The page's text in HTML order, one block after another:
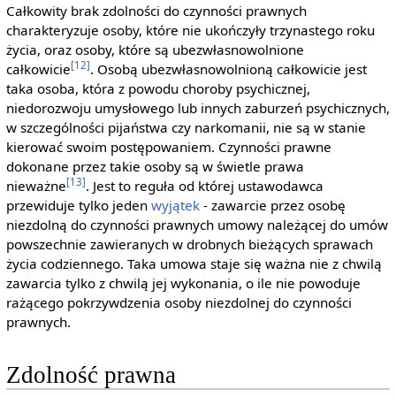
Całkowity brak zdolności do czynności prawnych
charakteryzuje osoby, które nie ukończyły trzynastego roku
życia, oraz osoby, które są ubezwłasnowolnione
całkowicie[12]. Osobą ubezwłasnowolnioną całkowicie jest
taka osoba, która z powodu choroby psychicznej,
niedorozwoju umysłowego lub innych zaburzeń psychicznych,
w szczególności pijaństwa czy narkomanii, nie są w stanie
kierować swoim postępowaniem. Czynności prawne
dokonane przez takie osoby są w świetle prawa
nieważne[13]. Jest to reguła od której ustawodawca
przewiduje tylko jeden wyjątek- zawarcie przez osobę
niezdolną do czynności prawnych umowy należącej do umów
powszechnie zawieranych w drobnych bieżących sprawach
życia codziennego. Taka umowa staje się ważna nie z chwilą
zawarcia tylko z chwilą jej wykonania, o ile nie powoduje
rażącego pokrzywdzenia osoby niezdolnej do czynności
prawnych.
Zdolność prawna